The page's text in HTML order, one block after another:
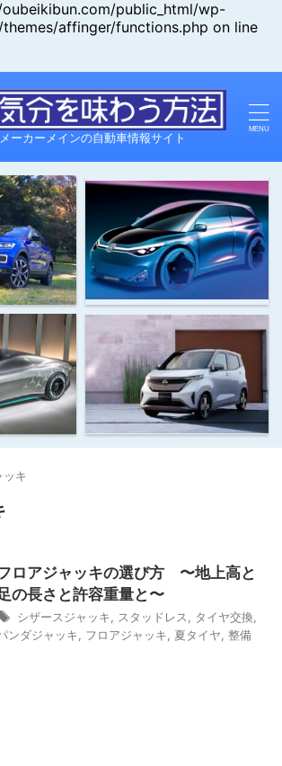
public_html/wp-
affinger/functions.php on line
ーカーメインの自動車情報サイト
ッキ
ロアジャッキの選び方 〜地上高と
の長さと許容重量と〜
シザースジャッキ スタッドレス タイヤ交換
ンダジャッキ
フロアジャッキ 夏タイヤ 整備